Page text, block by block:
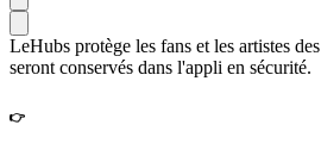
LeHubs protège les fans et les artistes
seront conservés dans l'appli en sécurité.
👉